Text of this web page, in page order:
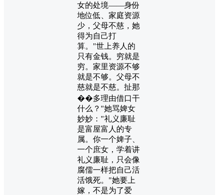
女的处境——身份
地位低、家庭资源
少，父母不慈，她
得为自己打
算。"世上养人的
只有金钱。穷就是
穷。家里资源不够
就是不够。父母不
慈就是不慈。扯那
��多理由借口干
什么？"她骂婢女
妙妙："礼义廉耻
是富屋富人的专
属。你一个婢子、
一个庶女，学着讲
礼义廉耻，只会像
腐儒一样把自己活
活饿死。"她要上
嫁，不是为了爱